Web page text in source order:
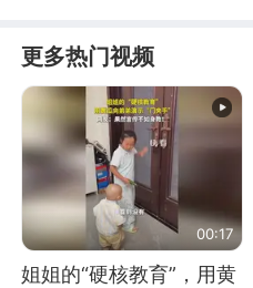
更多热门视频
00:17
姐姐的“硬核教育”，用黄